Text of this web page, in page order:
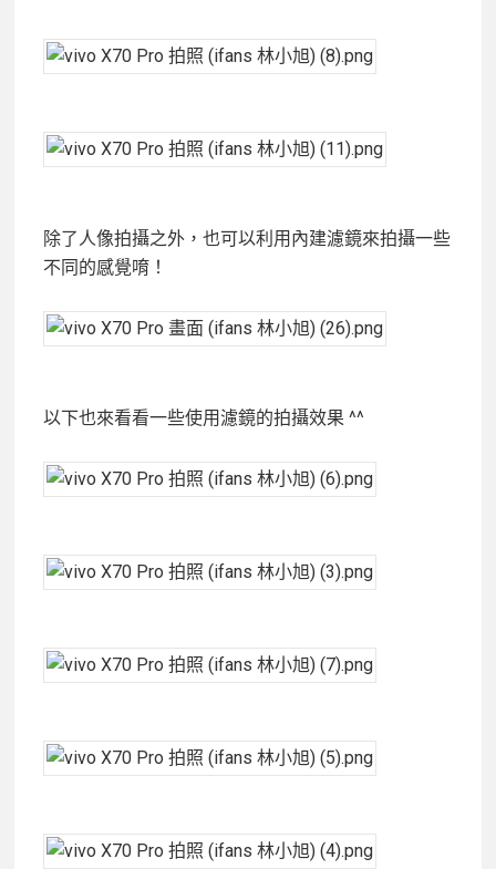
除了人像拍攝之外，也可以利用內建濾鏡來拍攝一些
不同的感覺唷！
以下也來看看一些使用濾鏡的拍攝效果 ^^